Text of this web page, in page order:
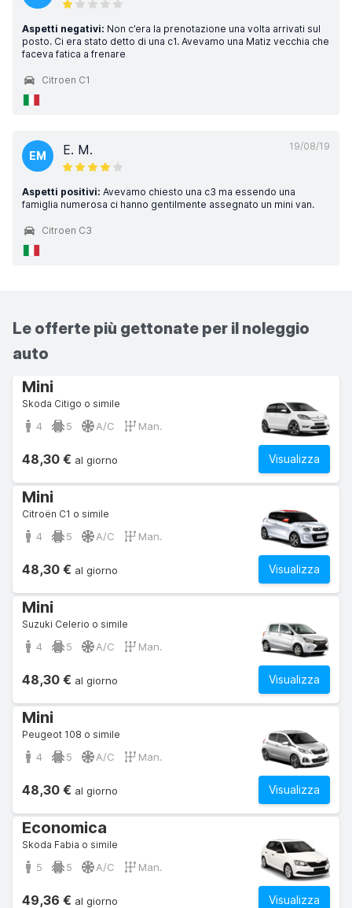
Aspetti negativi: Non c’era la prenotazione una volta arrivati sul
posto. Ci era stato detto di una c1. Avevamo una Matiz vecchia che
faceva fatica a frenare
Citroen C1
19/08/19
EM E. M.
Aspetti positivi: Avevamo chiesto una c3 ma essendo una
famiglia numerosa ci hanno gentilmente assegnato un mini van.
Citroen C3
Le offerte più gettonate per il noleggio
auto
Mini
Skoda Citigo o simile
4 5 A/C Man.
Visualizza
48,30 € al giorno
Mini
Citroën C1 o simile
4 5 A/C Man.
Visualizza
48,30 € al giorno
Mini
Suzuki Celerio o simile
4 5 A/C Man.
Visualizza
48,30 € al giorno
Mini
Peugeot 108 o simile
4 5 A/C Man.
Visualizza
48,30 € al giorno
Economica
Skoda Fabia o simile
5 5 A/C Man.
Visualizza
49,36 € al giorno